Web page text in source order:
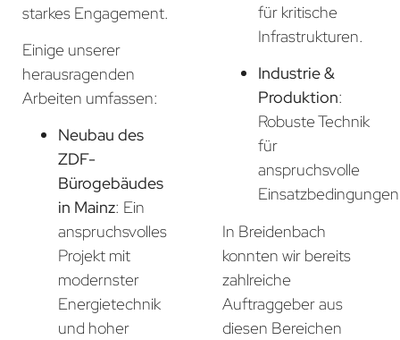
starkes Engagement.
Einige unserer
herausragenden
Arbeiten umfassen:
Neubau des
ZDF-
Bürogebäudes
in Mainz: Ein
anspruchsvolles
Projekt mit
modernster
Energietechnik
und hoher
für kritische
Infrastrukturen.
Industrie &
Produktion:
Robuste Technik
für
anspruchsvolle
In Breidenbach
konnten wir bereits
zahlreiche
Auftraggeber aus
diesen Bereichen